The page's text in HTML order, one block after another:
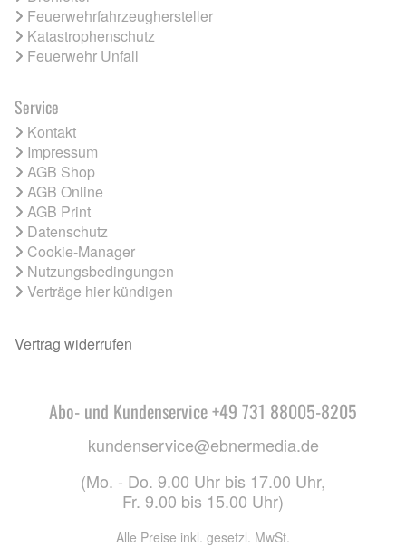
Feuerwehrfahrzeughersteller
Katastrophenschutz
Feuerwehr Unfall
Service
Kontakt
Impressum
AGB Shop
AGB Online
AGB Print
Datenschutz
Cookie-Manager
Nutzungsbedingungen
Verträge hier kündigen
Vertrag widerrufen
Abo- und Kundenservice +49 731 88005-8205
kundenservice@ebnermedia.de
(Mo. - Do. 9.00 Uhr bis 17.00 Uhr,
Fr. 9.00 bis 15.00 Uhr)
Alle Preise inkl. gesetzl. MwSt.